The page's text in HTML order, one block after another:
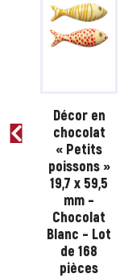
Décor en
chocolat
« Petits
poissons »
19,7 x 59,5
mm –
Chocolat
Blanc – Lot
de 168
pièces